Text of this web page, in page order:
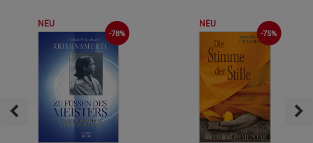
NEU
-78%
NEU
-75%